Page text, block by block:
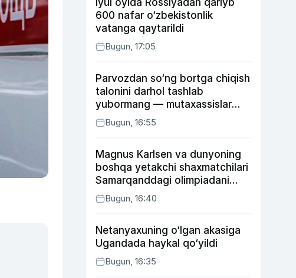
Iyul oyida Rossiyadan qariyb
600 nafar o‘zbekistonlik
vatanga qaytarildi
Bugun, 17:05
Parvozdan so‘ng bortga chiqish
talonini darhol tashlab
yubormang — mutaxassislar
buning sababini tushuntirdi
Bugun, 16:55
Magnus Karlsen va dunyoning
boshqa yetakchi shaxmatchilari
Samarqanddagi olimpiadani
o‘tkazib yuboradi
Bugun, 16:40
Netanyaxuning o‘lgan akasiga
Ugandada haykal qo‘yildi
Bugun, 16:35